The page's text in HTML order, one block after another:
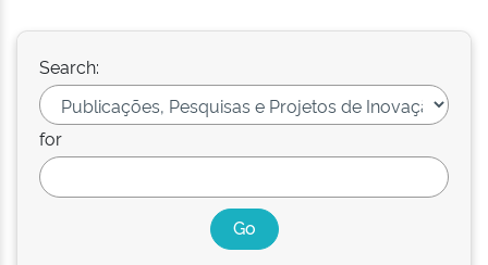
Search:
for